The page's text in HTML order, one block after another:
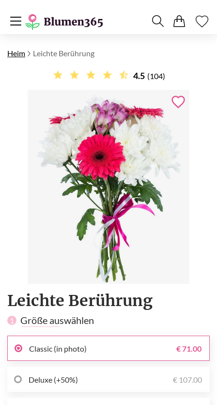
Heim Leichte Berührung
4.5 (104)
Leichte Berührung
1 Größe auswählen
Classic (in photo) € 71.00
Deluxe (+50%) € 107.00